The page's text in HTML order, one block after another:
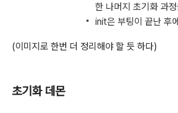
한 나머지 초기화 과
init은 부팅이 끝난 후
(이미지로 한번 더 정리해야 할 듯 하다)
초기화 데몬